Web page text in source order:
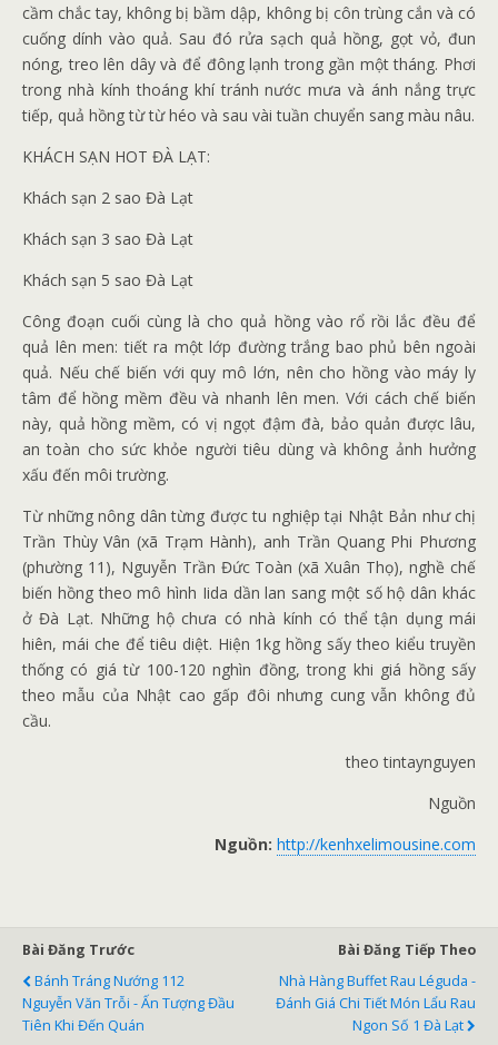
cầm chắc tay, không bị bầm dập, không bị côn trùng cắn và có
cuống dính vào quả. Sau đó rửa sạch quả hồng, gọt vỏ, đun
nóng, treo lên dây và để đông lạnh trong gần một tháng. Phơi
trong nhà kính thoáng khí tránh nước mưa và ánh nắng trực
tiếp, quả hồng từ từ héo và sau vài tuần chuyển sang màu nâu.
KHÁCH SẠN HOT ĐÀ LẠT:
Khách sạn 2 sao Đà Lạt
Khách sạn 3 sao Đà Lạt
Khách sạn 5 sao Đà Lạt
Công đoạn cuối cùng là cho quả hồng vào rổ rồi lắc đều để
quả lên men: tiết ra một lớp đường trắng bao phủ bên ngoài
quả. Nếu chế biến với quy mô lớn, nên cho hồng vào máy ly
tâm để hồng mềm đều và nhanh lên men. Với cách chế biến
này, quả hồng mềm, có vị ngọt đậm đà, bảo quản được lâu,
an toàn cho sức khỏe người tiêu dùng và không ảnh hưởng
xấu đến môi trường.
Từ những nông dân từng được tu nghiệp tại Nhật Bản như chị
Trần Thùy Vân (xã Trạm Hành), anh Trần Quang Phi Phương
(phường 11), Nguyễn Trần Đức Toàn (xã Xuân Thọ), nghề chế
biến hồng theo mô hình Iida dần lan sang một số hộ dân khác
ở Đà Lạt. Những hộ chưa có nhà kính có thể tận dụng mái
hiên, mái che để tiêu diệt. Hiện 1kg hồng sấy theo kiểu truyền
thống có giá từ 100-120 nghìn đồng, trong khi giá hồng sấy
theo mẫu của Nhật cao gấp đôi nhưng cung vẫn không đủ
cầu.
theo tintaynguyen
Nguồn
Nguồn: http://kenhxelimousine.com
Bài Đăng Trước
Bánh Tráng Nướng 112
Nguyễn Văn Trỗi - Ấn Tượng Đầu
Tiên Khi Đến Quán
Bài Đăng Tiếp Theo
Nhà Hàng Buffet Rau Léguda -
Đánh Giá Chi Tiết Món Lẩu Rau
Ngon Số 1 Đà Lạt